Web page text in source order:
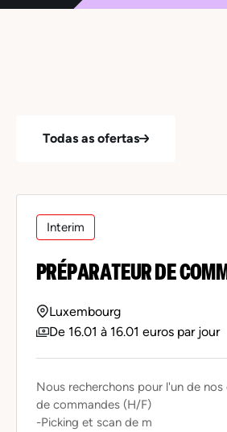
Todas as ofertas
Interim
PRÉPARATEUR DE
Luxembourg
De 16.01 à 16.01 euros par jour
Nous recherchons pour l'un de
de commandes (H/F)
-Picking et scan de m